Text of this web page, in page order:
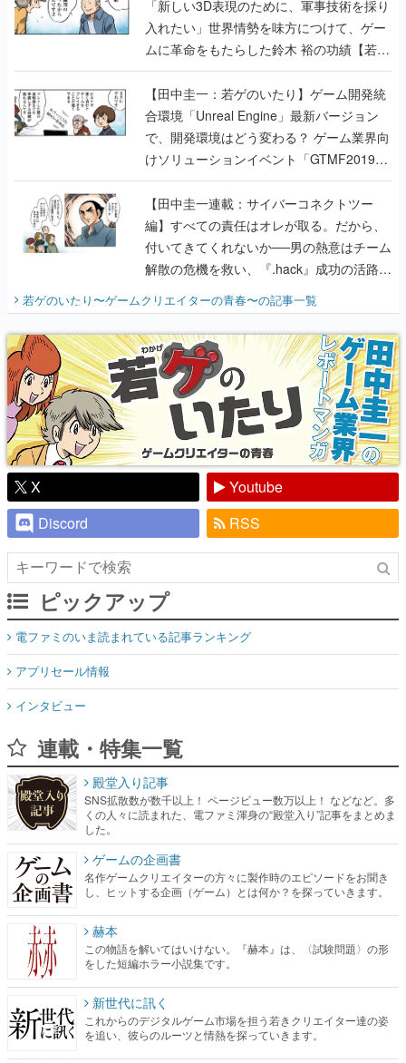
「新しい3D表現のために、軍事技術を採り
入れたい」世界情勢を味方につけて、ゲー
ムに革命をもたらした鈴木 裕の功績【若ゲ
のいたり】
【田中圭一：若ゲのいたり】ゲーム開発統
合環境「Unreal Engine」最新バージョン
で、開発環境はどう変わる？ ゲーム業界向
けソリューションイベント「GTMF2019」
に行って、より理解を深めよう【PR】
【田中圭一連載：サイバーコネクトツー
編】すべての責任はオレが取る。だから、
付いてきてくれないか──男の熱意はチーム
解散の危機を救い、『.hack』成功の活路を
開く。業界の快男児・松山 洋に流れる血は
『少年ジャンプ』色だった【若ゲのいた
り】
若ゲのいたり〜ゲームクリエイターの青春〜の記事一覧
X
Youtube
Discord
RSS
ピックアップ
電ファミのいま読まれている記事ランキング
アプリセール情報
インタビュー
連載・特集一覧
殿堂入り記事
SNS拡散数が数千以上！ ページビュー数万以上！ などなど。多
くの人々に読まれた、電ファミ渾身の“殿堂入り”記事をまとめま
した。
ゲームの企画書
名作ゲームクリエイターの方々に製作時のエピソードをお聞き
し、ヒットする企画（ゲーム）とは何か？を探っていきます。
赫本
この物語を解いてはいけない。『赫本』は、〈試験問題〉の形
をした短編ホラー小説集です。
新世代に訊く
これからのデジタルゲーム市場を担う若きクリエイター達の姿
を追い、彼らのルーツと情熱を探っていきます。